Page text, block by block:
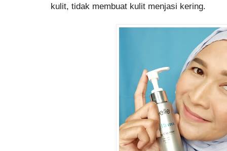
kulit, tidak membuat kulit menjasi kering.